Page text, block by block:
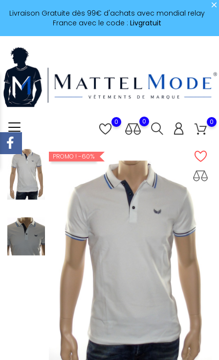
Livraison Gratuite dès 99€ d'achats avec mondial relay
France avec le code : Livgratuit
0
0
0
PROMO ! -60%